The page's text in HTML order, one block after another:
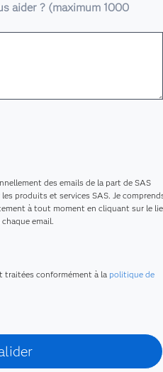
aider ? (maximum 1000
des emails de la part de SAS
produits et services SAS. Je
à tout moment en cliquant sur le
email.
traitées conformément à la politique de